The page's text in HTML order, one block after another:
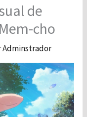
de
cho
Adminstrador